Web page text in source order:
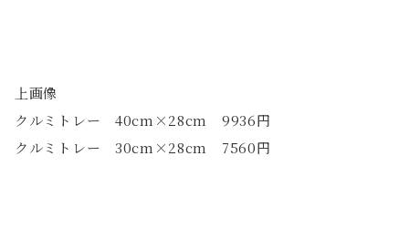
上画像
クルミトレー 40cm×28cm 9936円
クルミトレー 30cm×28cm 7560円